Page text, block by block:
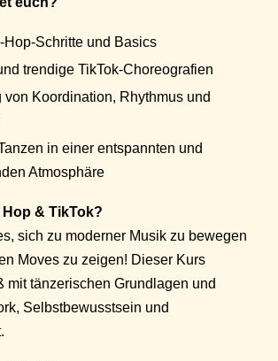
Schritte und Basics
trendige TikTok-Choreografien
von Koordination, Rhythmus und
in einer entspannten und
Atmosphäre
& TikTok?
sich zu moderner Musik zu bewegen
Moves zu zeigen! Dieser Kurs
mit tänzerischen Grundlagen und
Selbstbewusstsein und